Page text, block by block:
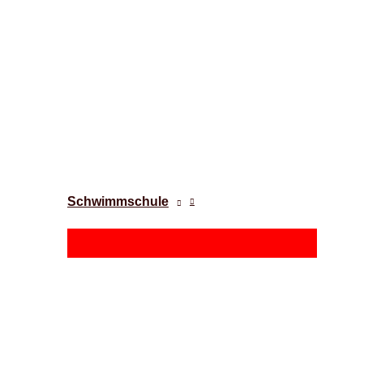
Schwimmschule